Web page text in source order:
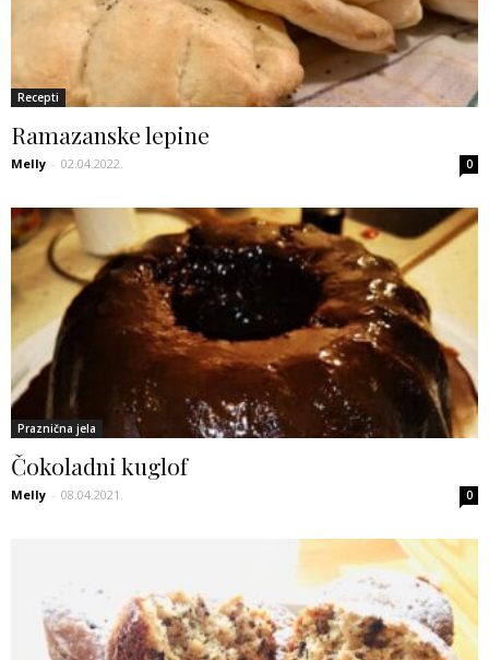
Recepti
Ramazanske lepine
Melly - 02.04.2022. 0
Praznična jela
Čokoladni kuglof
Melly - 08.04.2021. 0